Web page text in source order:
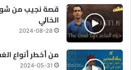
قصة نجيب من
الخالي
2024-08-28
من أخطر أنواع
2024-05-31